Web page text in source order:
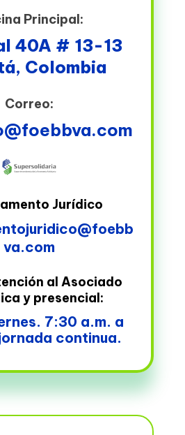
Principal:
40A # 13-13
Colombia
Correo:
Jurídico
va.com
al Asociado
y presencial:
7:30 a.m. a
continua.